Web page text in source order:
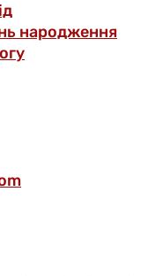
народження